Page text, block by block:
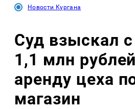
Новости Кургана
Суд взыскал с
1,1 млн
аренду цеха
магазин